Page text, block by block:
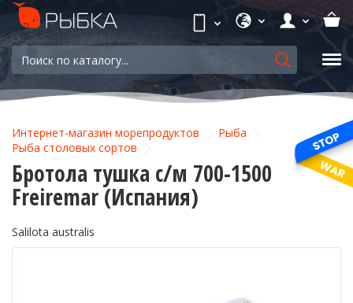
Интернет-магазин морепродуктов
Рыба
Рыба столовых сортов
Бротола тушка с/м 700-1500
Freiremar (Испания)
Salilota australis